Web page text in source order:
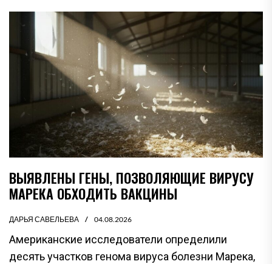
ВЫЯВЛЕНЫ ГЕНЫ, ПОЗВОЛЯЮЩИЕ ВИРУСУ
МАРЕКА ОБХОДИТЬ ВАКЦИНЫ
ДАРЬЯ САВЕЛЬЕВА 04.08.2026
Американские исследователи определили
десять участков генома вируса болезни Марека,